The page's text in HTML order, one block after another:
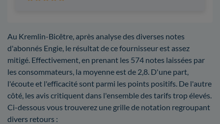
Au Kremlin-Bicêtre, après analyse des diverses notes
d'abonnés Engie, le résultat de ce fournisseur est assez
mitigé. Effectivement, en prenant les 574 notes laissées par
les consommateurs, la moyenne est de 2,8. D'une part,
l'écoute et l'efficacité sont parmi les points positifs. De l'autre
côté, les avis critiquent dans l'ensemble des tarifs trop élevés.
Ci-dessous vous trouverez une grille de notation regroupant
divers retours :